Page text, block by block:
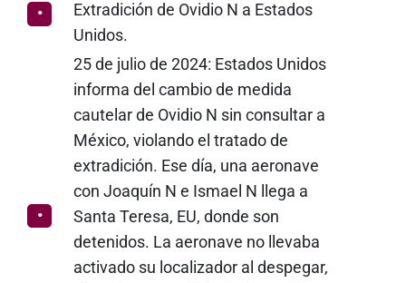
Extradición de Ovidio N a Estados
Unidos.
25 de julio de 2024: Estados Unidos
informa del cambio de medida
cautelar de Ovidio N sin consultar a
México, violando el tratado de
extradición. Ese día, una aeronave
con Joaquín N e Ismael N llega a
Santa Teresa, EU, donde son
detenidos. La aeronave no llevaba
activado su localizador al despegar,